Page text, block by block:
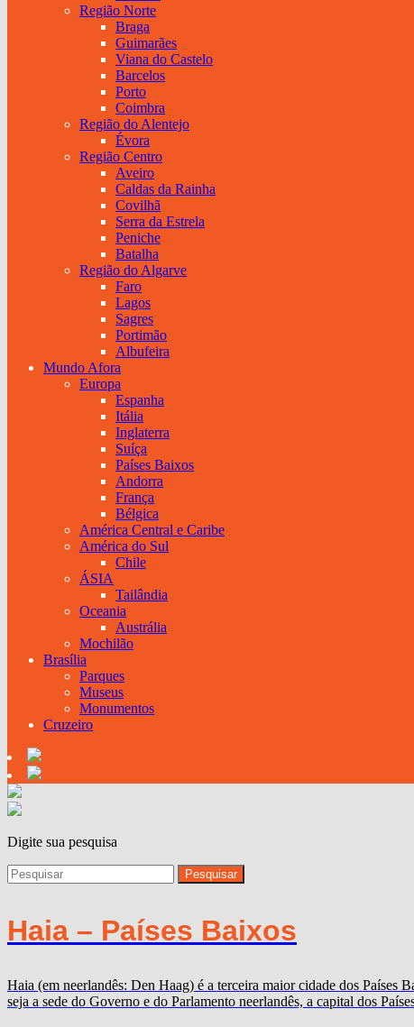
Região Norte
Braga
Guimarães
Viana do Castelo
Barcelos
Porto
Coimbra
Região do Alentejo
Évora
Região Centro
Aveiro
Caldas da Rainha
Covilhã
Serra da Estrela
Peniche
Batalha
Região do Algarve
Faro
Lagos
Sagres
Portimão
Albufeira
Mundo Afora
Europa
Espanha
Itália
Inglaterra
Suíça
Países Baixos
Andorra
França
Bélgica
América Central e Caribe
América do Sul
Chile
ÁSIA
Tailândia
Oceania
Austrália
Mochilão
Brasília
Parques
Museus
Monumentos
Cruzeiro
Digite sua pesquisa
Haia – Países Baixos
Haia (em neerlandês: Den Haag) é a terceira maior cidade dos
seja a sede do Governo e do Parlamento neerlandês, a capital dos